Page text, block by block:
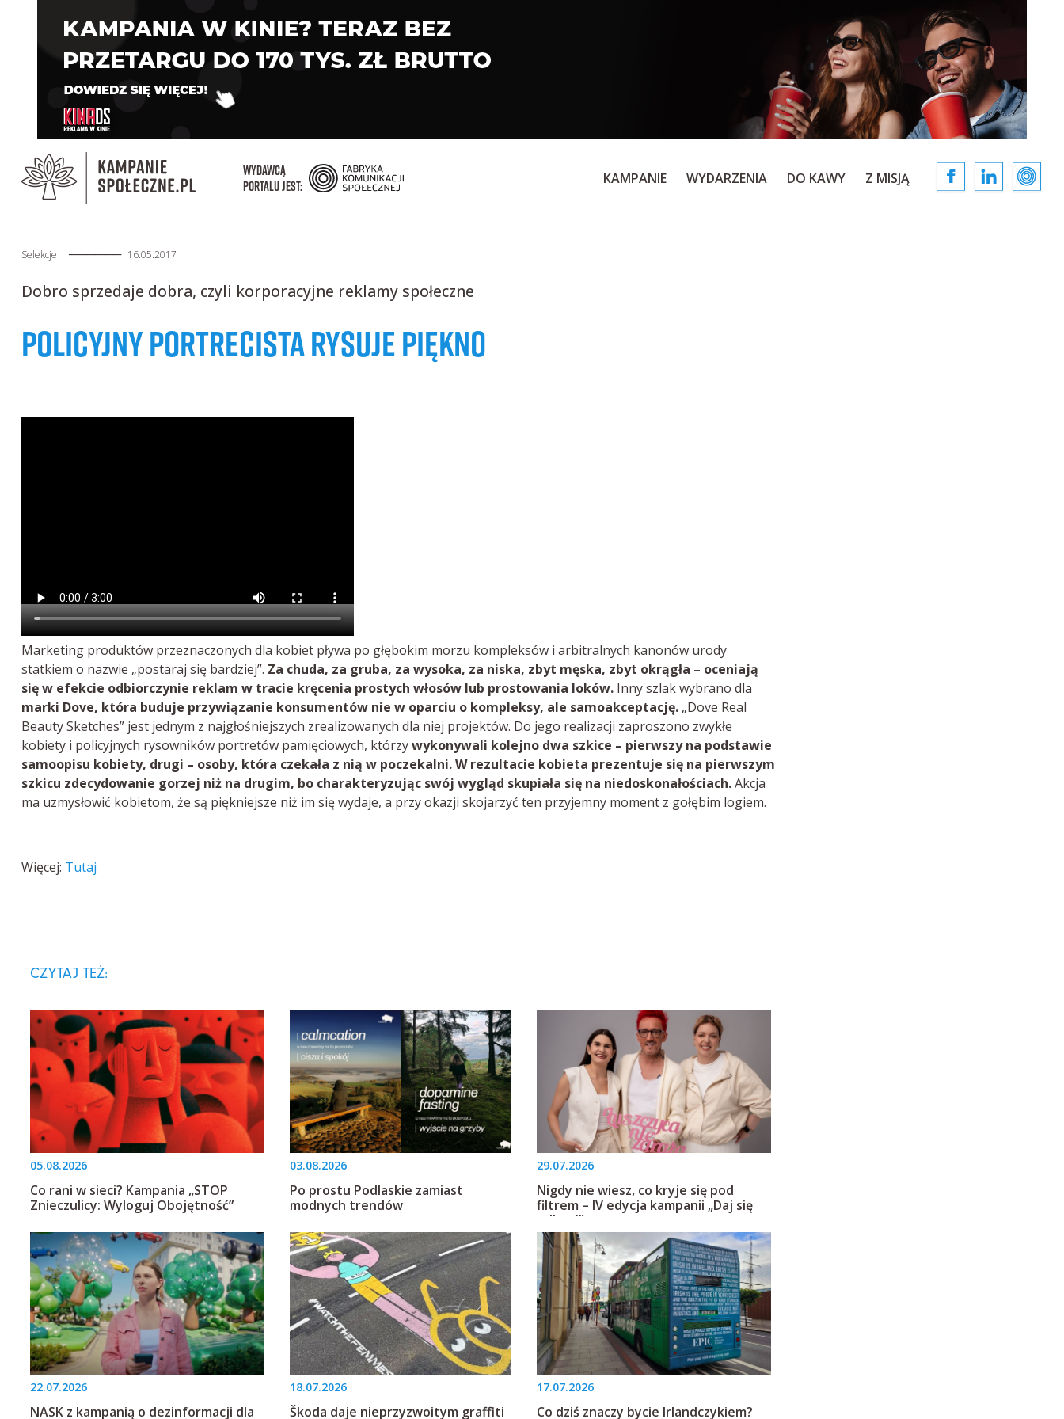
WYDAWCĄ
PORTALU JEST:
KAMPANIE WYDARZENIA DO KAWY Z MISJĄ
Selekcje ────── 16.05.2017
Dobro sprzedaje dobra, czyli korporacyjne reklamy społeczne
POLICYJNY PORTRECISTA RYSUJE PIĘKNO
Marketing produktów przeznaczonych dla kobiet pływa po głębokim morzu kompleksów i arbitralnych kanonów urody
statkiem o nazwie „postaraj się bardziej”. Za chuda, za gruba, za wysoka, za niska, zbyt męska, zbyt okrągła – oceniają
się w efekcie odbiorczynie reklam w tracie kręcenia prostych włosów lub prostowania loków.Inny szlak wybrano dla
marki Dove, która buduje przywiązanie konsumentów nie w oparciu o kompleksy, ale samoakceptację.„Dove Real
Beauty Sketches” jest jednym z najgłośniejszych zrealizowanych dla niej projektów. Do jego realizacji zaproszono zwykłe
kobiety i policyjnych rysowników portretów pamięciowych, którzywykonywali kolejno dwa szkice – pierwszy na podstawie
samoopisu kobiety, drugi – osoby, która czekała z nią w poczekalni. W rezultacie kobieta prezentuje się na pierwszym
szkicu zdecydowanie gorzej niż na drugim, bo charakteryzując swój wygląd skupiała się na niedoskonałościach.Akcja
ma uzmysłowić kobietom, że są piękniejsze niż im się wydaje, a przy okazji skojarzyć ten przyjemny moment z gołębim logiem.
Więcej: Tutaj
CZYTAJ TEŻ:
05.08.2026
Co rani w sieci? Kampania „STOP
Znieczulicy: Wyloguj Obojętność”
03.08.2026
Po prostu Podlaskie zamiast
modnych trendów
29.07.2026
Nigdy nie wiesz, co kryje się pod
filtrem – IV edycja kampanii „Daj się
odkryć”
22.07.2026
NASK z kampanią o dezinformacji dla
18.07.2026
Škoda daje nieprzyzwoitym graffiti
17.07.2026
Co dziś znaczy bycie Irlandczykiem?